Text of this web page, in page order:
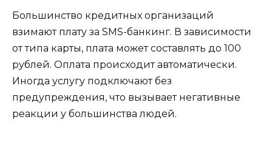
Большинство кредитных организаций
взимают плату за SMS-банкинг. В зависимости
от типа карты, плата может составлять до 100
рублей. Оплата происходит автоматически.
Иногда услугу подключают без
предупреждения, что вызывает негативные
реакции у большинства людей.